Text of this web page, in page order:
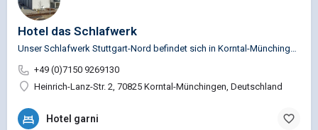
Hotel das Schlafwerk
+49 (0)7150 9269130
Heinrich-Lanz-Str. 2, 70825 Korntal-Münchingen, Deutschland
Hotel garni